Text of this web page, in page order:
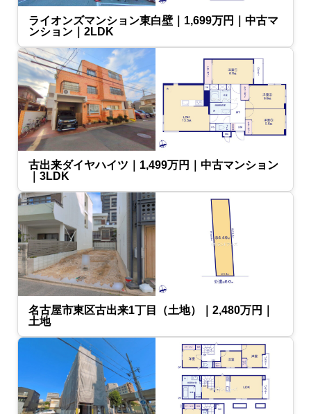
ライオンズマンション東白壁｜1,699万円｜中古マ
ンション｜2LDK
古出来ダイヤハイツ｜1,499万円｜中古マンション
｜3LDK
名古屋市東区古出来1丁目（土地）｜2,480万円｜
土地